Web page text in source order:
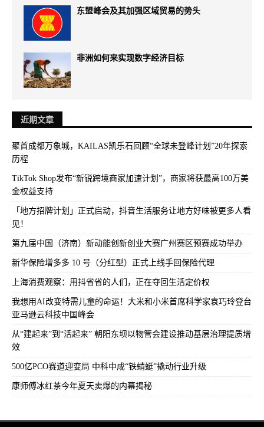
东盟峰会及其加强区域贸易的势头
非洲如何来实现数字经济目标
近期文章
聚首成都万象城，KAILAS凯乐石回顾“全球未登峰计划”20年探索
历程
TikTok Shop发布“新锐跨境商家加速计划”，商家将获最高100万美
金权益支持
「地方招牌计划」正式启动，抖音生活服务让地方好味被更多人看
见！
第九届中国（济南）新动能创新创业大赛广州赛区预赛成功举办
新华保险增多多 10 号（分红型）正式上线手回保险代理
上海消费观察：用抖省省的人们，正在夺回生活定价权
我想用AI改变特需儿童的命运！大米和小米首席科学家袁巧玲登台
亚马逊云科技中国峰会
从“建起来”到“活起来” 朝阳东坝以物管会建设推动基层治理提质增
效
500亿PCO赛道迎变局 中科中成“铁蜻蜓”撬动行业升级
康师傅冰红茶今年夏天卖爆的内幕揭秘